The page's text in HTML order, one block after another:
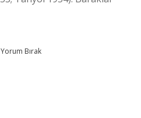
Yorum Bırak